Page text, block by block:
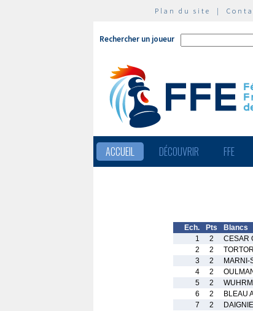
Plan du site |
Rechercher un joueur
ACCUEIL DÉCOUVRIR FFE
Ech. Pts Blancs
1
2 CESAR
2
2
3
2 MARNI-
4
2
5
2
6
2 BLEAU
7
2